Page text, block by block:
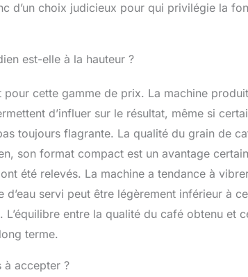
d’un choix judicieux pour qui privilégie la
est-elle à la hauteur ?
cette gamme de prix. La machine
d’influer sur le résultat, même si
toujours flagrante. La qualité du grain de
son format compact est un avantage
été relevés. La machine a tendance à
servi peut être légèrement inférieur à
entre la qualité du café obtenu et
terme.
à accepter ?